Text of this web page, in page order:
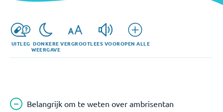
UITLEG DONKERE
WEERGAVE
VERGROOTLEES VOOROPEN ALLE
Belangrijk om te weten over ambrisentan